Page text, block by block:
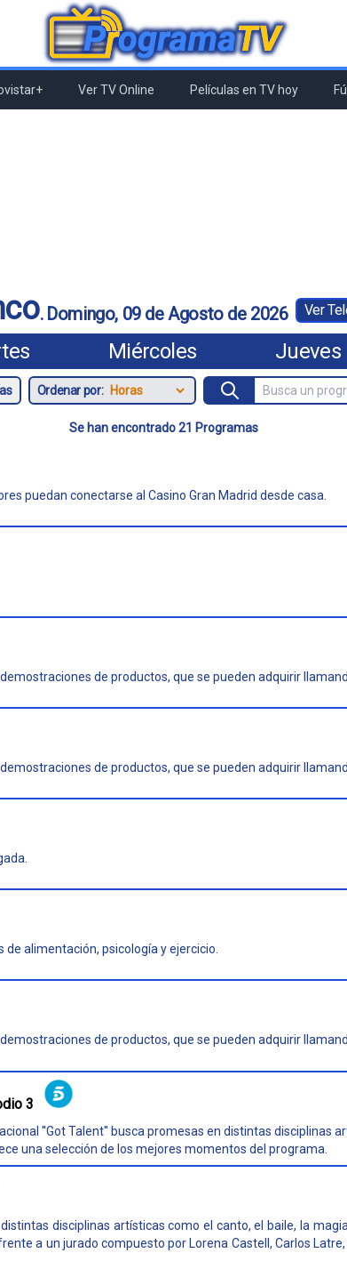
Ver TV Online Películas en TV hoy
. Domingo, 09 de Agosto de 2026 Ver
Miércoles Jueves
Ordenar por:
Se han encontrado 21 Programas
puedan conectarse al Casino Gran Madrid desde casa.
de productos, que se pueden adquirir
de productos, que se pueden adquirir
alimentación, psicología y ejercicio.
de productos, que se pueden adquirir
3
''Got Talent'' busca promesas en distintas disciplinas
una selección de los mejores momentos del programa.
disciplinas artísticas como el canto, el baile, la
a un jurado compuesto por Lorena Castell, Carlos